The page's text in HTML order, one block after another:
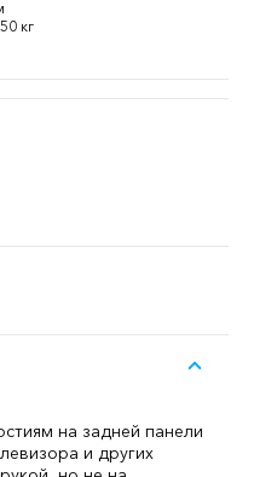
50 кг
на задней панели
и других